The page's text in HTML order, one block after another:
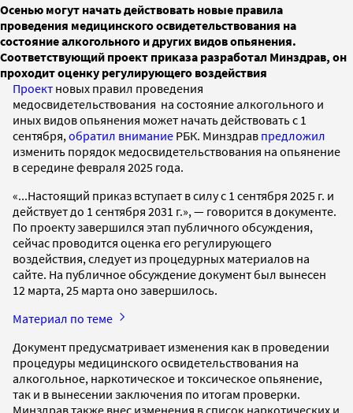
Осенью могут начать действовать новые правила
проведения медицинского освидетельствования на
состояние алкогольного и других видов опьянения.
Соответствующий проект приказа разработал Минздрав, он
проходит оценку регулирующего воздействия
Проект новых правил проведения
медосвидетельствования на состояние алкогольного и
иных видов опьянения может начать действовать с 1
сентября, обратил внимание РБК. Минздрав предложил
изменить порядок медосвидетельствования на опьянение
в середине февраля 2025 года.
«...Настоящий приказ вступает в силу с 1 сентября 2025 г. и
действует до 1 сентября 2031 г.», — говорится в документе.
По проекту завершился этап публичного обсуждения,
сейчас проводится оценка его регулирующего
воздействия, следует из процедурных материалов на
сайте. На публичное обсуждение документ был вынесен
12 марта, 25 марта оно завершилось.
Материал по теме
Документ предусматривает изменения как в проведении
процедуры медицинского освидетельствования на
алкогольное, наркотическое и токсическое опьянение,
так и в вынесении заключения по итогам проверки.
Минздрав также внес изменения в список наркотических и